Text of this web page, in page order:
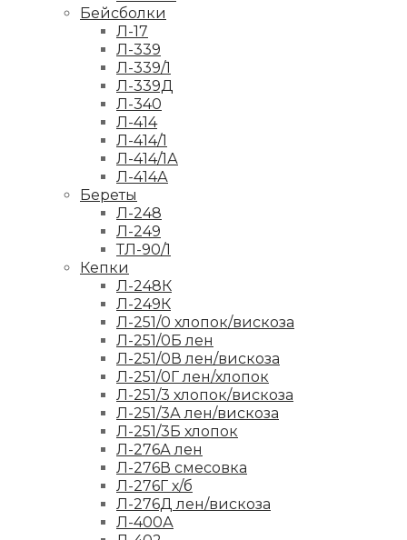
Бейсболки
Л-17
Л-339
Л-339/1
Л-339Д
Л-340
Л-414
Л-414/1
Л-414/1А
Л-414А
Береты
Л-248
Л-249
ТЛ-90/1
Кепки
Л-248К
Л-249К
Л-251/0 хлопок/вискоза
Л-251/0Б лен
Л-251/0В лен/вискоза
Л-251/0Г лен/хлопок
Л-251/3 хлопок/вискоза
Л-251/3А лен/вискоза
Л-251/3Б хлопок
Л-276А лен
Л-276В смесовка
Л-276Г х/б
Л-276Д лен/вискоза
Л-400А